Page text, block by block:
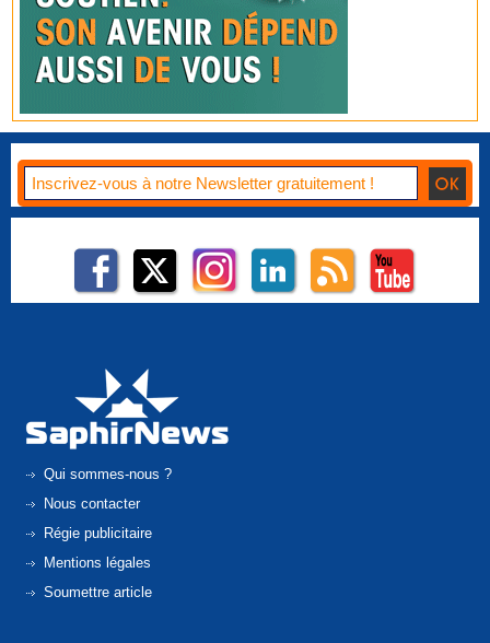
Qui sommes-nous ?
Nous contacter
Régie publicitaire
Mentions légales
Soumettre article